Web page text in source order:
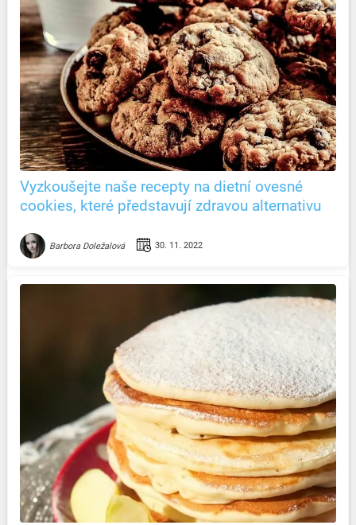
Vyzkoušejte naše recepty na dietní ovesné
cookies, které představují zdravou alternativu
Barbora Doležalová 30. 11. 2022